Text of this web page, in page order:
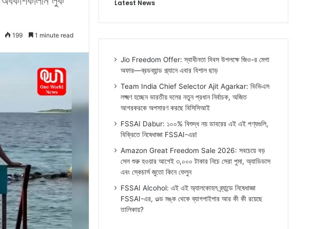
199 1 minute read
Latest News
Jio Freedom Offer: স্বাধীনতা দিবস উপলক্ষে জিও-র মেগা
অফার—ব্রডব্যান্ড প্ল্যানে এবার বিশাল ছাড়
Team India Chief Selector Ajit Agarkar: ভিভিএস
লক্ষ্মণ হচ্ছেন ভারতীয় দলের নতুন প্রধান নির্বাচক, অজিত
আগরকরকে অপসারণ করছে বিসিসিআই
FSSAI Dabur: ১০০% বিশুদ্ধ নয় ডাবরের এই এই পণ্যগুলি,
বিক্রিতে নিষেধাজ্ঞা FSSAI-এর!
Amazon Great Freedom Sale 2026: সবচেয়ে বড়
সেল শুরু হওয়ার আগেই ৩,০০০ টাকার নিচে সেরা পুমা, অ্যাডিডাস
এবং স্কেচার্স জুতো কিনে ফেলুন
FSSAI Alcohol: এই এই অ্যালকোহল ব্র্যান্ডে নিষেধাজ্ঞা
FSSAI-এর, ওল্ড মঙ্ক থেকে ব্যাগপাইপার আর কী কী রয়েছে
তালিকায়?